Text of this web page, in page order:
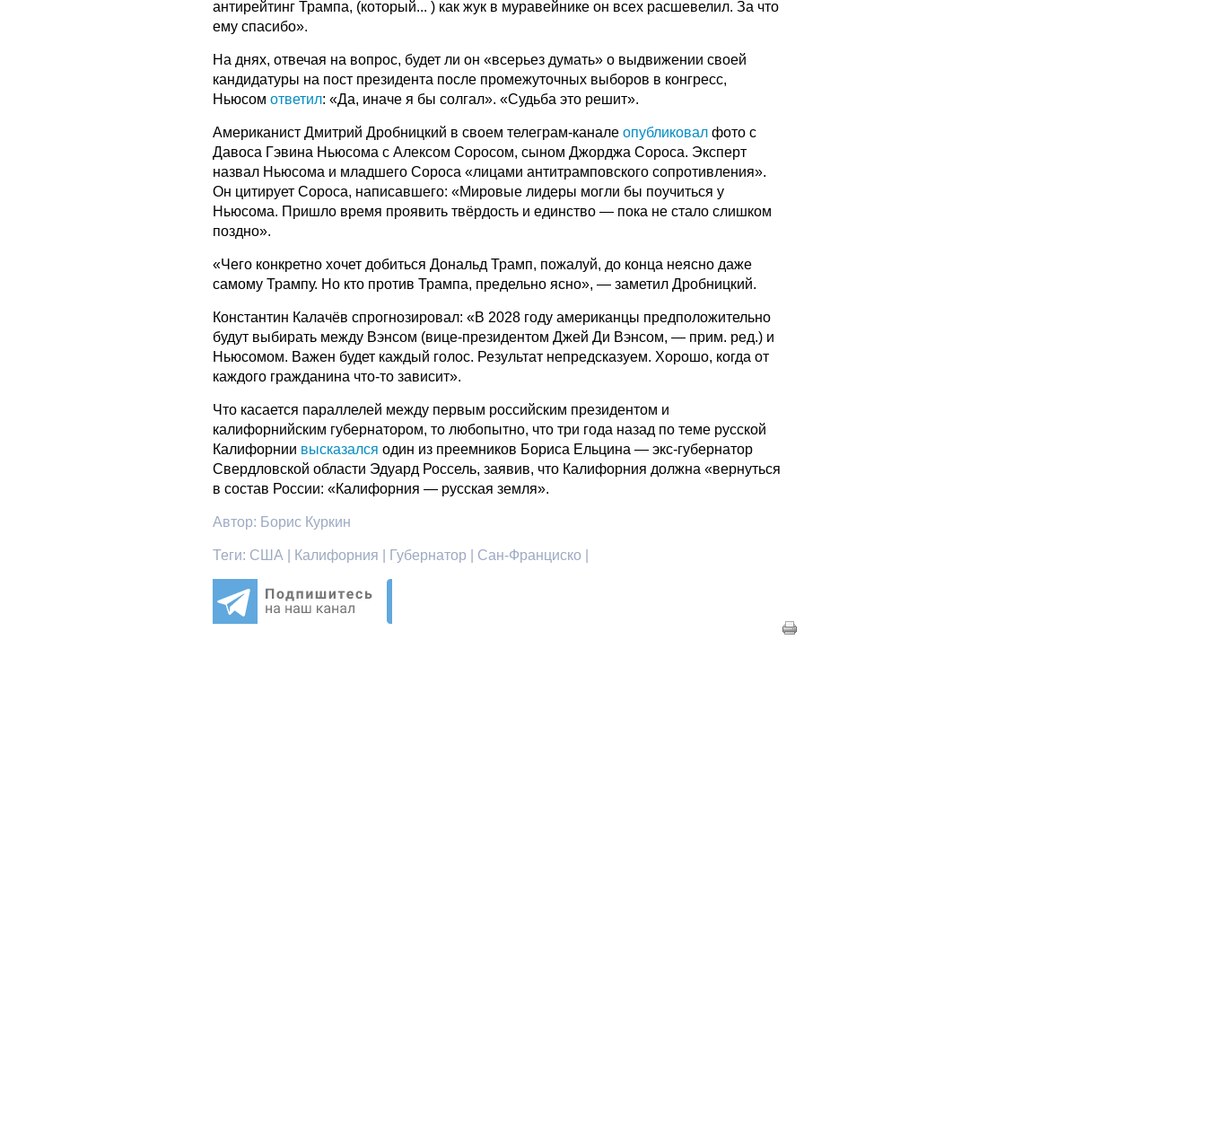
антирейтинг Трампа, (который... ) как жук в муравейнике он всех расшевелил. За что
ему спасибо».
На днях, отвечая на вопрос, будет ли он «всерьез думать» о выдвижении своей
кандидатуры на пост президента после промежуточных выборов в конгресс,
Ньюсомответил: «Да, иначе я бы солгал». «Судьба это решит».
Американист Дмитрий Дробницкий в своем телеграм-каналеопубликовал фото с
Давоса Гэвина Ньюсома с Алексом Соросом, сыном Джорджа Сороса. Эксперт
назвал Ньюсома и младшего Сороса «лицами антитрамповского сопротивления».
Он цитирует Сороса, написавшего: «Мировые лидеры могли бы поучиться у
Ньюсома. Пришло время проявить твёрдость и единство — пока не стало слишком
поздно».
«Чего конкретно хочет добиться Дональд Трамп, пожалуй, до конца неясно даже
самому Трампу. Но кто против Трампа, предельно ясно», — заметил Дробницкий.
Константин Калачёв спрогнозировал: «В 2028 году американцы предположительно
будут выбирать между Вэнсом (вице-президентом Джей Ди Вэнсом, — прим. ред.) и
Ньюсомом. Важен будет каждый голос. Результат непредсказуем. Хорошо, когда от
каждого гражданина что-то зависит».
Что касается параллелей между первым российским президентом и
калифорнийским губернатором, то любопытно, что три года назад по теме русской
Калифорнии высказался один из преемников Бориса Ельцина — экс-губернатор
Свердловской области Эдуард Россель, заявив, что Калифорния должна «вернуться
в состав России: «Калифорния — русская земля».
Автор: Борис Куркин
Теги: США | Калифорния | Губернатор | Сан-Франциско |